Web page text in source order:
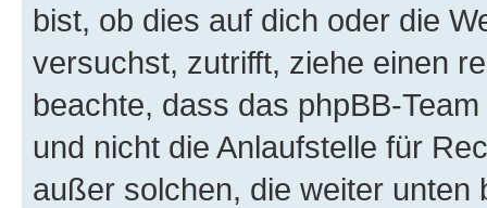
bist, ob dies auf dich oder die
versuchst, zutrifft, ziehe einen
beachte, dass das phpBB-
und nicht die Anlaufstelle für
außer solchen, die weiter unten